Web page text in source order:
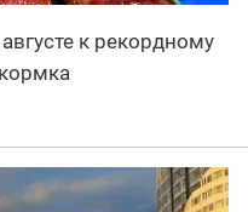
к рекордному